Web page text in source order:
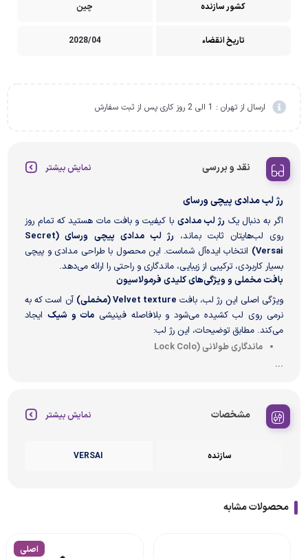
کشور سازنده چین
تاریخ انقضاء 2028/04
ارسال از تهران : 1 الی 2 روز کاری پس از ثبت سفارش
نقد و بررسی نمایش بیشتر
رژ لب مدادی پیچی ورسای
اگر به دنبال یک رژ لب مدادی با کیفیت و بافت مات هستید که تمام روز
روی لب‌هایتان ثابت بماند،
رژ لب مدادی پیچی ورسای (Secret
Versai) انتخاب ایده‌آل شماست. این محصول با طراحی مدادی و پیچی
بسیار کاربردی، ترکیبی از زیبایی، ماندگاری و راحتی را ارائه می‌دهد.
بافت مخملی و ویژگی‌های کلیدی فرمولاسیون
ویژگی اصلی این رژ لب، بافت Velvet texture (مخملی)
آن است که به
نرمی روی لب کشیده می‌شود و بلافاصله فینیشی مات و شیک ایجاد
می‌کند. مطابق توضیحات، این رژ لب:
ماندگاری طولانی (Lock Colo
...
مشخصات نمایش بیشتر
سازنده VERSAI
محصولات مشابه
اصلی